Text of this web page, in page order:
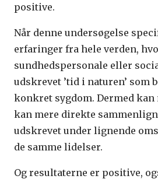
positive.
Når denne undersøgelse
erfaringer fra hele verden,
sundhedspersonale eller
udskrevet ’tid i naturen’ som
konkret sygdom. Dermed
kan mere direkte
udskrevet under lignende
de samme lidelser.
Og resultaterne er positive,